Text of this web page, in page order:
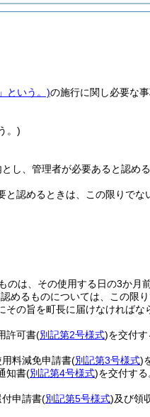
という。)の施行に関し必要な
。)
し、管理者が必要あると認め
と認めるときは、この限りでな
のは、その使用する日の3か月
めるものについては、この限り
の旨を町長に届けなければな
許可書(別記第2号様式)を交付す
料減免申請書(別記第3号様式)
知書(別記第4号様式)を交付する
申請書(別記第5号様式)及び領